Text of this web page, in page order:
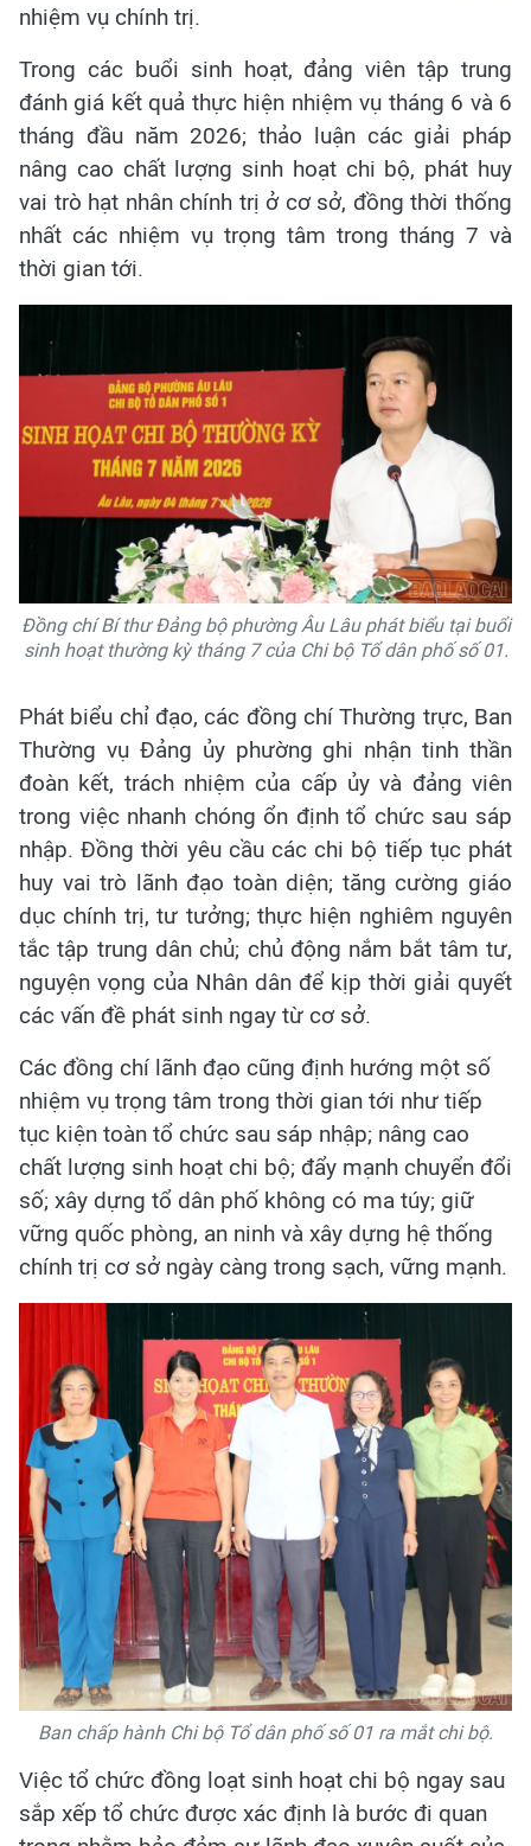
nhiệm vụ chính trị.
Trong các buổi sinh hoạt, đảng viên tập trung
đánh giá kết quả thực hiện nhiệm vụ tháng 6 và 6
tháng đầu năm 2026; thảo luận các giải pháp
nâng cao chất lượng sinh hoạt chi bộ, phát huy
vai trò hạt nhân chính trị ở cơ sở, đồng thời thống
nhất các nhiệm vụ trọng tâm trong tháng 7 và
thời gian tới.
Đồng chí Bí thư Đảng bộ phường Âu Lâu phát biểu tại buổi
sinh hoạt thường kỳ tháng 7 của Chi bộ Tổ dân phố số 01.
Phát biểu chỉ đạo, các đồng chí Thường trực, Ban
Thường vụ Đảng ủy phường ghi nhận tinh thần
đoàn kết, trách nhiệm của cấp ủy và đảng viên
trong việc nhanh chóng ổn định tổ chức sau sáp
nhập. Đồng thời yêu cầu các chi bộ tiếp tục phát
huy vai trò lãnh đạo toàn diện; tăng cường giáo
dục chính trị, tư tưởng; thực hiện nghiêm nguyên
tắc tập trung dân chủ; chủ động nắm bắt tâm tư,
nguyện vọng của Nhân dân để kịp thời giải quyết
các vấn đề phát sinh ngay từ cơ sở.
Các đồng chí lãnh đạo cũng định hướng một số
nhiệm vụ trọng tâm trong thời gian tới như tiếp
tục kiện toàn tổ chức sau sáp nhập; nâng cao
chất lượng sinh hoạt chi bộ; đẩy mạnh chuyển đổi
số; xây dựng tổ dân phố không có ma túy; giữ
vững quốc phòng, an ninh và xây dựng hệ thống
chính trị cơ sở ngày càng trong sạch, vững mạnh.
Ban chấp hành Chi bộ Tổ dân phố số 01 ra mắt chi bộ.
Việc tổ chức đồng loạt sinh hoạt chi bộ ngay sau
sắp xếp tổ chức được xác định là bước đi quan